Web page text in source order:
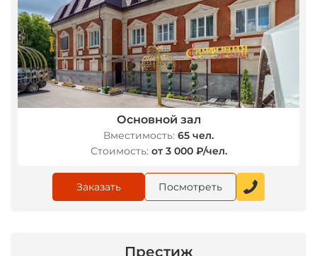
Основной зал
Вместимость: 65 чел.
Стоимость: от 3 000 ₽/чел.
Заказать Посмотреть
Престиж
*